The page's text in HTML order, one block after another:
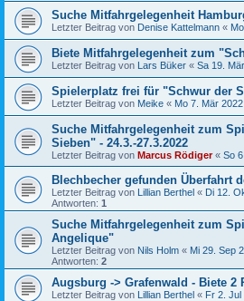
Suche Mitfahrgelegenheit
Letzter Beitrag von Denise Kattelmann «
Biete Mitfahrgelegenheit zum
Letzter Beitrag von Lars Büker « Sa 19.
Spielerplatz frei für "Schwur der
Letzter Beitrag von Meike « Mo 7. Mär
Suche Mitfahrgelegenheit zum
Sieben" - 24.3.-27.3.2022
Letzter Beitrag von Marcus Rödiger« So
Blechbecher gefunden Überfahrt
Letzter Beitrag von Lillian Berthel « Di 12.
Antworten: 1
Suche Mitfahrgelegenheit zum
Angelique"
Letzter Beitrag von Nils Holm « Mi 29. Sep
Antworten: 2
Augsburg -> Grafenwald - Biete 2
Letzter Beitrag von Lillian Berthel « Fr 2. Jul